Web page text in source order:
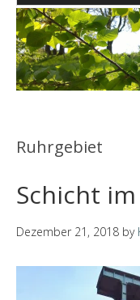
Ruhrgebiet
Schicht
Dezember 21, 2018 by